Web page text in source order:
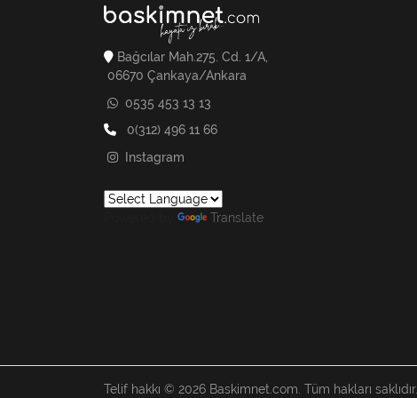
Bağcılar Mah.275. Cd. 1/A,
06670 Çankaya/Ankara
0535 453 13 13
0(312) 496 11 66
Instagram
Translate
Telif hakkı © 2026 Baskimnet.com. Tüm hakları saklıdır.